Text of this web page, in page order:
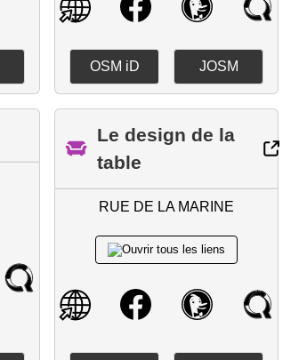
OSM iD JOSM
Le design de la
table
RUE DE LA MARINE